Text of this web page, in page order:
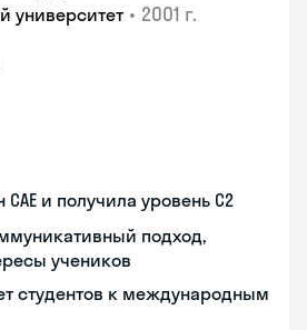
университет • 2001 г.
и получила уровень С2
подход,
учеников
студентов к международным